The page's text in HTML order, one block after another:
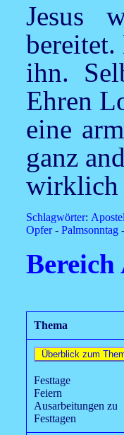
Jesus
ihn.
Ehren
eine
ganz
wirklich
Schlagwörter:
Opfer- Palmsonntag-
Bereich
Thema
Festtage
Feiern
Ausarbeitungen zu
Festtagen